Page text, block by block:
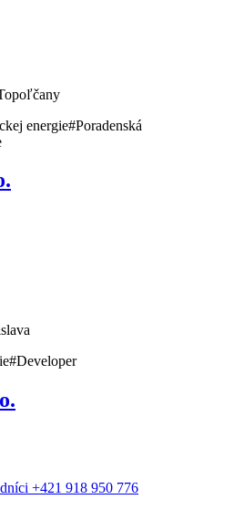
energie#Poradenská
#Developer
+421 918 950 776